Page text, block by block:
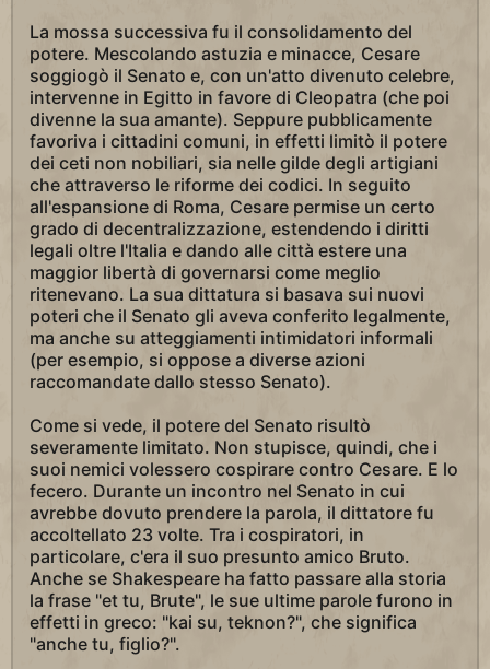
La mossa successiva fu il consolidamento del
potere. Mescolando astuzia e minacce, Cesare
soggiogò il Senato e, con un'atto divenuto celebre,
intervenne in Egitto in favore di Cleopatra (che poi
divenne la sua amante). Seppure pubblicamente
favoriva i cittadini comuni, in effetti limitò il potere
dei ceti non nobiliari, sia nelle gilde degli artigiani
che attraverso le riforme dei codici. In seguito
all'espansione di Roma, Cesare permise un certo
grado di decentralizzazione, estendendo i diritti
legali oltre l'Italia e dando alle città estere una
maggior libertà di governarsi come meglio
ritenevano. La sua dittatura si basava sui nuovi
poteri che il Senato gli aveva conferito legalmente,
ma anche su atteggiamenti intimidatori informali
(per esempio, si oppose a diverse azioni
raccomandate dallo stesso Senato).
Come si vede, il potere del Senato risultò
severamente limitato. Non stupisce, quindi, che i
suoi nemici volessero cospirare contro Cesare. E lo
fecero. Durante un incontro nel Senato in cui
avrebbe dovuto prendere la parola, il dittatore fu
accoltellato 23 volte. Tra i cospiratori, in
particolare, c'era il suo presunto amico Bruto.
Anche se Shakespeare ha fatto passare alla storia
la frase "et tu, Brute", le sue ultime parole furono in
effetti in greco: "kai su, teknon?", che significa
"anche tu, figlio?".